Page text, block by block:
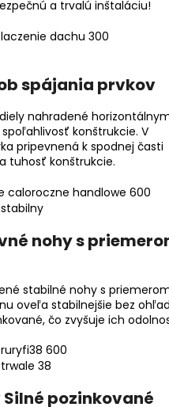
a trvalú inštaláciu!
spájania prvkov
nahradené
konštrukcie. V
pripevnená k spodnej časti
tuhosť konštrukcie.
nohy s
stabilné nohy s
oveľa stabilnejšie bez
čo zvyšuje ich
Silné pozinkované